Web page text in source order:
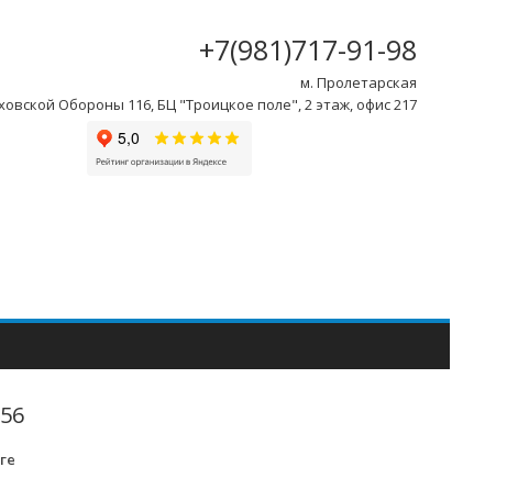
+7(981)717-91-98
м. Пролетарская
Обороны 116, БЦ "Троицкое поле", 2 этаж, офис 217